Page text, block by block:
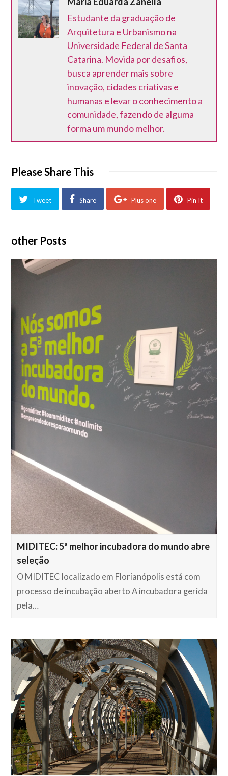
Estudante da graduação de
Arquitetura e Urbanismo na
Universidade Federal de Santa
Catarina. Movida por desafios,
busca aprender mais sobre
inovação, cidades criativas e
humanas e levar o conhecimento a
comunidade, fazendo de alguma
forma um mundo melhor.
Please Share This
Tweet Share Plus one Pin It
other Posts
MIDITEC: 5ª melhor incubadora do mundo abre
seleção
O MIDITEC localizado em Florianópolis está com
processo de incubação aberto A incubadora gerida
pela…